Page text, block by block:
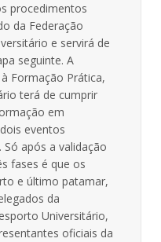
procedimentos
da Federação
e servirá de
seguinte. A
Formação Prática,
terá de cumprir
em
eventos
após a validação
fases é que os
e último patamar,
da
Universitário,
oficiais da